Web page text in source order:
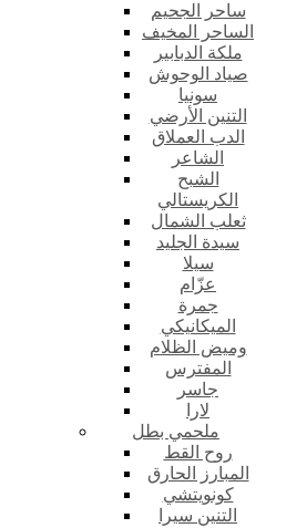
ساحر الجحيم
الساحر المخيف
ملكة الدبابير
صياد الوحوش
سونيا
التنين الأرضي
الدب العملاق
الشاعر
الشبح
الكريستالي
ثعلب الشمال
سيدة الجليد
سيلا
عزّام
جمرة
الميكانيكي
وميض الظلام
المفترس
جاسر
لارا
ملحمي بطل
روح القط
المبارز الحارق
كونويتشي
التنين سيرا